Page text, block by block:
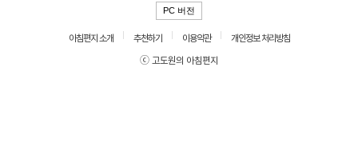
PC 버전
아침편지 소개 추천하기 이용약관
개인정보 처리방침
ⓒ 고도원의 아침편지